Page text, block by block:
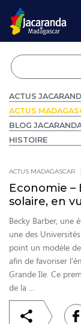
ACTUS
ACTUS
BLOG
HISTOIRE
ACTUS MADAGASCAR
Economie –
solaire, en
Becky Barber, une
une des
point un modèle
afin de favoriser
Grande Ile. Ce
de la ...